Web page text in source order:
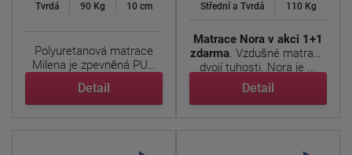
Tvrdá 90 Kg 10 cm
Polyuretanová matrace
Milena je zpevněná PUR
Detail
Střední a Tvrdá 110 Kg
Matrace Nora v akci 1+1
zdarma. Vzdušné matrace
dvojí tuhosti. Nora je ...
Detail